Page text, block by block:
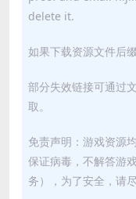
delete it.
如果下载资源文件后
部分失效链接可通过
取。
免责声明：游戏资源
保证病毒，不解答游
务），为了安全，请